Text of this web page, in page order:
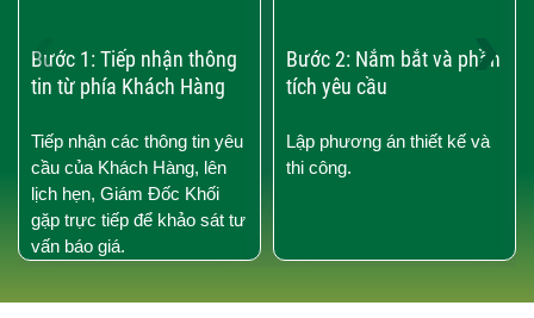
Bước 1: Tiếp nhận thông
tin từ phía Khách Hàng
Tiếp nhận các thông tin yêu
cầu của Khách Hàng, lên
lịch hẹn, Giám Đốc Khối
gặp trực tiếp để khảo sát tư
vấn báo giá.
Bước 2: Nắm bắt và phần
tích yêu cầu
Lập phương án thiết kế và
thi công.
›
‹